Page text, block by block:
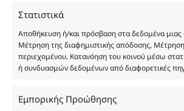
Στατιστικά
Αποθήκευση ή/και πρόσβαση στα δεδομένα μιας
Μέτρηση της διαφημιστικής απόδοσης,
περιεχομένου, Κατανόηση του κοινού μέσω
ή συνδυασμών δεδομένων από διαφορετικές
Εμπορικής Προώθησης
χύμα μορφή και είναι εμπνευσμένα
αντίστοιχα αυθεντικά γνωστών
ονομασίες, οι εικόνες και τα σήματα
προϊόντων αποτελούν αναφαίρετη
υπόκεινται σε πνευματικά δικαιώματα.